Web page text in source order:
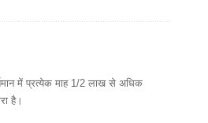
में प्रत्येक माह 1/2 लाख से अधिक
है।